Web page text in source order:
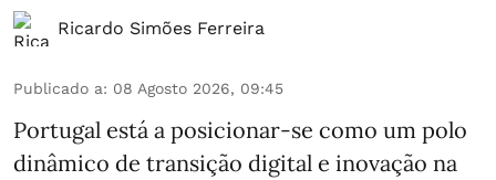
Ricardo Simões Ferreira
Publicado a: 08 Agosto 2026, 09:45
Portugal está a posicionar-se como um polo
dinâmico de transição digital e inovação na